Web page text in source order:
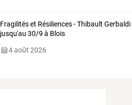
Fragilités et Résiliences - Thibault Gerbaldi
jusqu'au 30/9 à Blois
4 août 2026